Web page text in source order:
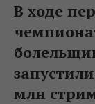
В ходе
млн